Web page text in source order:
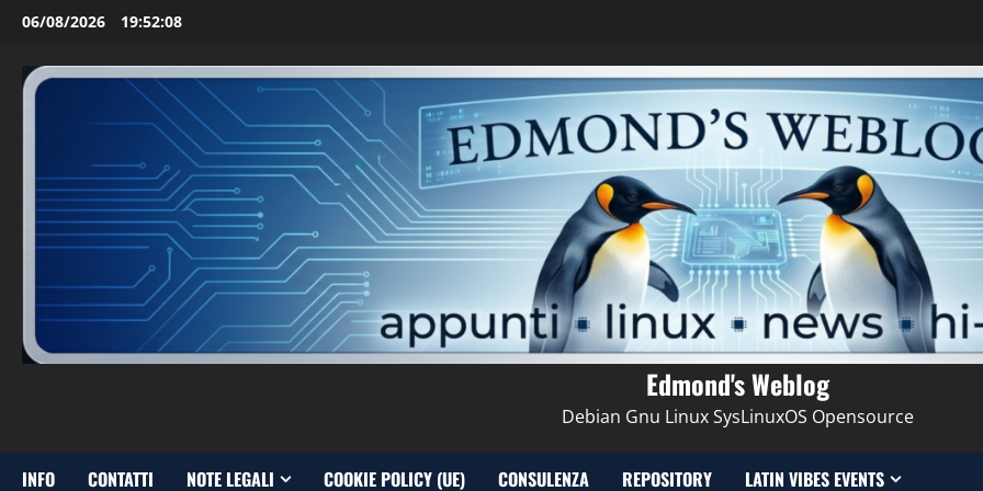
Vai
contenuto
06/08/2026 19:52:09
Edmond's Weblog
Debian Gnu Linux SysLinuxOS Opensource
INFO CONTATTI NOTE LEGALI COOKIE POLICY (UE) CONSULENZA REPOSITORY LATIN VIBES EVENTS